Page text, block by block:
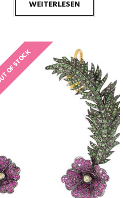
WEITERLESEN
STOCK